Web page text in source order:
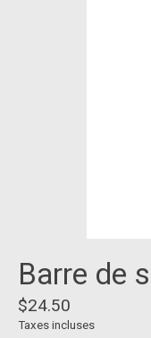
Barre de
$24.50
Taxes incluses